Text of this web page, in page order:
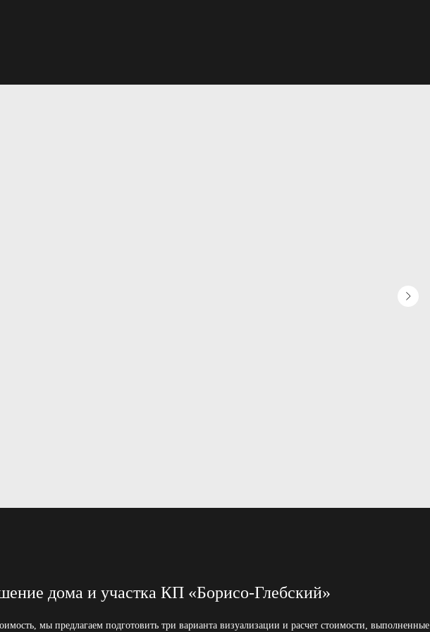
дома и участка КП «Борисо-Глебский»
мы предлагаем подготовить три варианта визуализации и расчет стоимости, выполненные